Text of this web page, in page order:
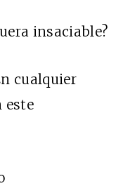
insaciable?
cualquier
este